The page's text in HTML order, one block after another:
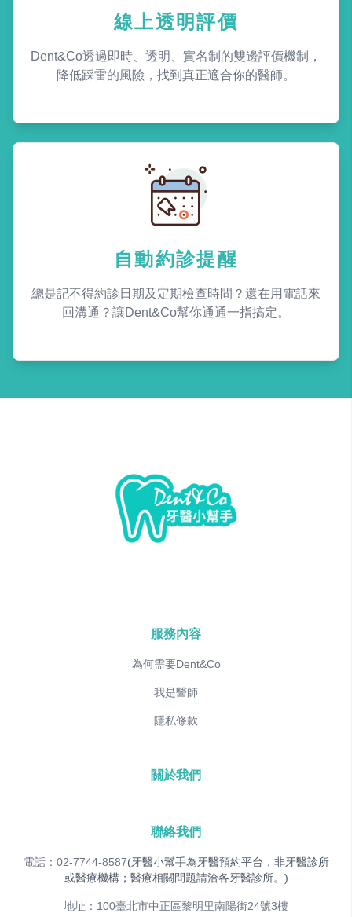
線上透明評價
Dent&Co透過即時、透明、實名制的雙邊評價機制，
降低踩雷的風險，找到真正適合你的醫師。
自動約診提醒
總是記不得約診日期及定期檢查時間？還在用電話來
回溝通？讓Dent&Co幫你通通一指搞定。
服務內容
為何需要Dent&Co
我是醫師
隱私條款
關於我們
聯絡我們
電話：02-7744-8587(牙醫小幫手為牙醫預約平台，非牙醫診所
或醫療機構；醫療相關問題請洽各牙醫診所。)
地址：100臺北市中正區黎明里南陽街24號3樓